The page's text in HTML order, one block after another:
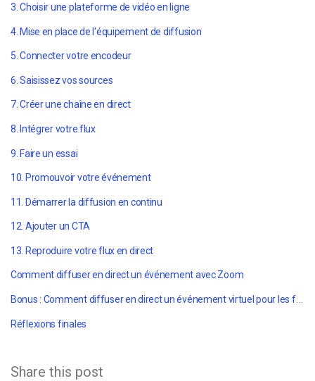
3. Choisir une plateforme de vidéo en ligne
4. Mise en place de l'équipement de diffusion
5. Connecter votre encodeur
6. Saisissez vos sources
7. Créer une chaîne en direct
8. Intégrer votre flux
9. Faire un essai
10. Promouvoir votre événement
11. Démarrer la diffusion en continu
12. Ajouter un CTA
13. Reproduire votre flux en direct
Comment diffuser en direct un événement avec Zoom
Bonus : Comment diffuser en direct un événement virtuel pour les fêtes de fin d'année ?
Réflexions finales
Share this post